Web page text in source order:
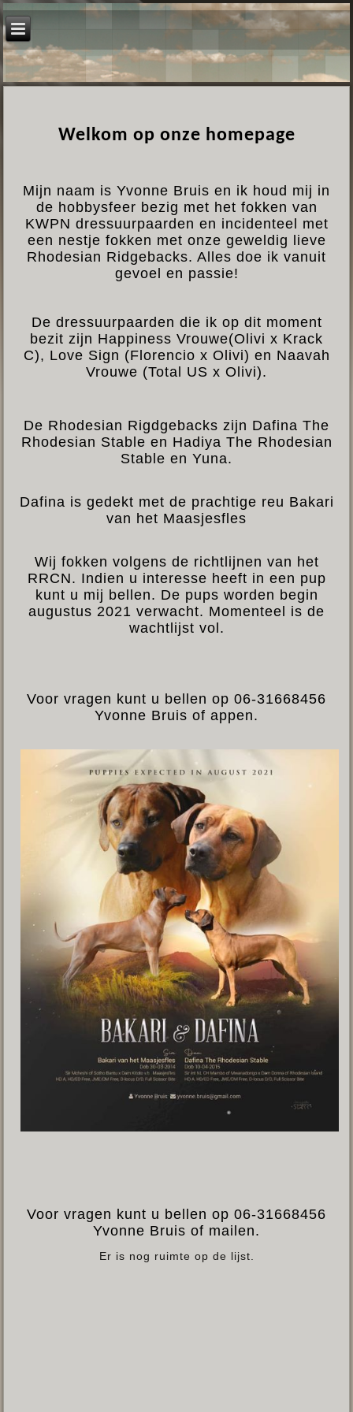
Welkom op onze homepage
Mijn naam is Yvonne Bruis en ik houd mij in
de hobbysfeer bezig met het fokken van
KWPN dressuurpaarden en incidenteel met
een nestje fokken met onze geweldig lieve
Rhodesian Ridgebacks. Alles doe ik vanuit
gevoel en passie!
De dressuurpaarden die ik op dit moment
bezit zijn Happiness Vrouwe(Olivi x Krack
C), Love Sign (Florencio x Olivi) en Naavah
Vrouwe (Total US x Olivi).
De Rhodesian Rigdgebacks zijn Dafina The
Rhodesian Stable en Hadiya The Rhodesian
Stable en Yuna.
Dafina is gedekt met de prachtige reu Bakari
van het Maasjesfles
Wij fokken volgens de richtlijnen van het
RRCN. Indien u interesse heeft in een pup
kunt u mij bellen. De pups worden begin
augustus 2021 verwacht. Momenteel is de
wachtlijst vol.
Voor vragen kunt u bellen op 06-31668456
Yvonne Bruis of appen.
Voor vragen kunt u bellen op 06-31668456
Yvonne Bruis of mailen.
Er is nog ruimte op de lijst.